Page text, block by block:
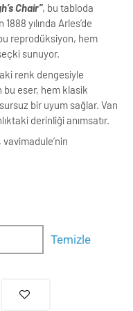
Chair”, bu tabloda
yılında Arles’de
reprodüksiyon, hem
sunuyor.
renk dengesiyle
bu eser, hem klasik
bir uyum sağlar. Van
derinliği anımsatır.
Temizle